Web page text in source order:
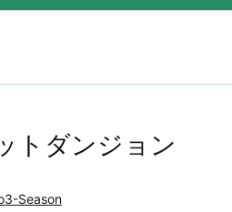
トダンジョン
Season